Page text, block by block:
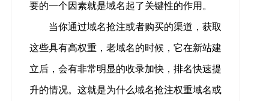
要的一个因素就是域名起了关键性的作用。
当你通过域名抢注或者购买的渠道，获取
这些具有高权重，老域名的时候，它在新站建
立后，会有非常明显的收录加快，排名快速提
升的情况。这就是为什么域名抢注权重域名或